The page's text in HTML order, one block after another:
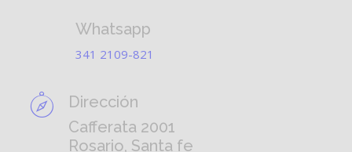
Whatsapp
341 2109-821
Dirección
Cafferata 2001
Rosario, Santa fe